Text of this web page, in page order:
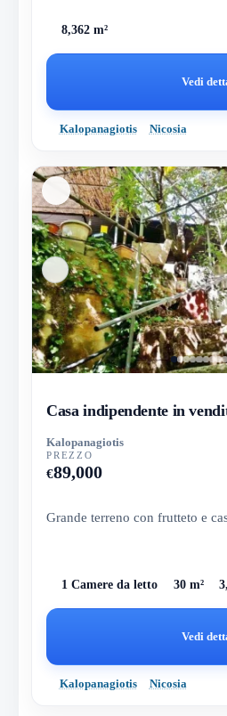
8,362 m²
Vedi
Kalopanagiotis Nicosia
Casa indipendente in
Kalopanagiotis
PREZZO
€89,000
Grande terreno con frutteto e
1 Camere da letto 30 m²
Vedi
Kalopanagiotis Nicosia